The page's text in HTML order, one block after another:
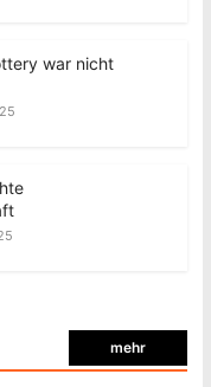
war nicht
mehr